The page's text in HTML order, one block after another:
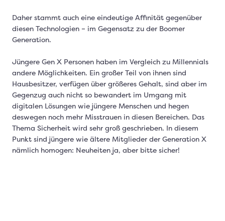
Daher stammt auch eine eindeutige Affinität gegenüber
diesen Technologien – im Gegensatz zu der Boomer
Generation.
Jüngere Gen X Personen haben im Vergleich zu Millennials
andere Möglichkeiten. Ein großer Teil von ihnen sind
Hausbesitzer, verfügen über größeres Gehalt, sind aber im
Gegenzug auch nicht so bewandert im Umgang mit
digitalen Lösungen wie jüngere Menschen und hegen
deswegen noch mehr Misstrauen in diesen Bereichen. Das
Thema Sicherheit wird sehr groß geschrieben. In diesem
Punkt sind jüngere wie ältere Mitglieder der Generation X
nämlich homogen: Neuheiten ja, aber bitte sicher!